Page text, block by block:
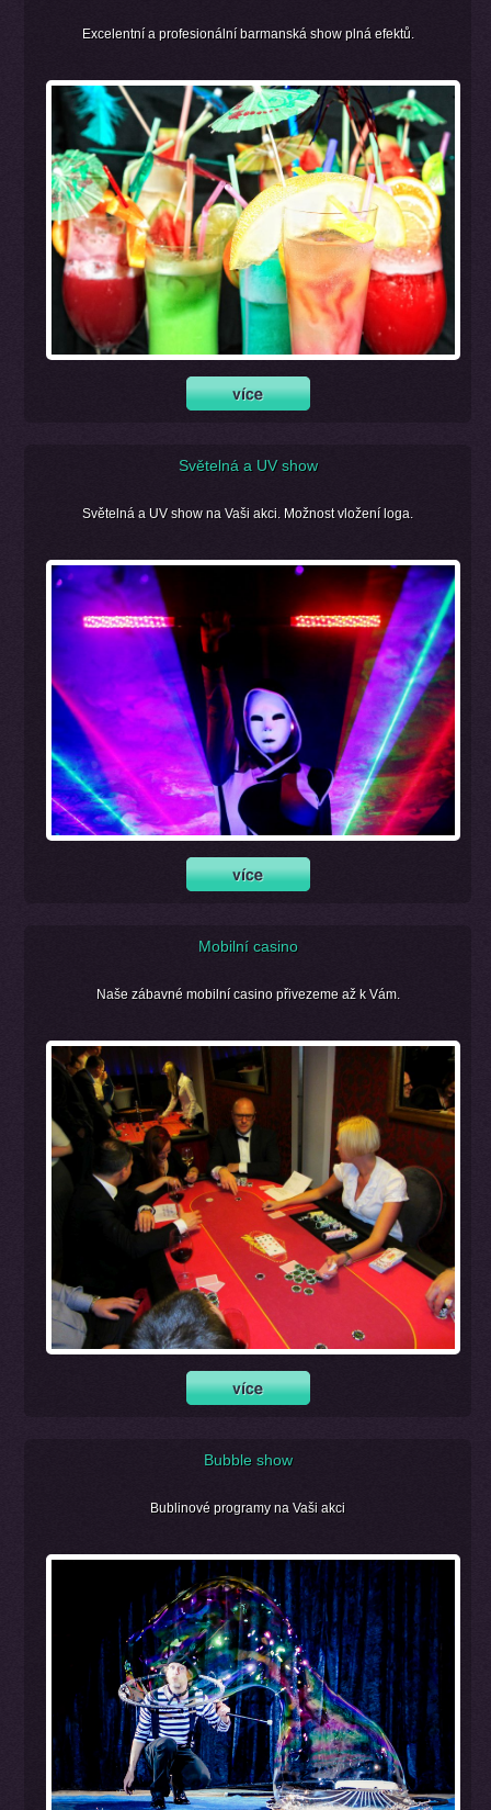
Excelentní a profesionální barmanská show plná efektů.
Světelná a UV show
Světelná a UV show na Vaši akci. Možnost vložení loga.
Mobilní casino
Naše zábavné mobilní casino přivezeme až k Vám.
Bubble show
Bublinové programy na Vaši akci